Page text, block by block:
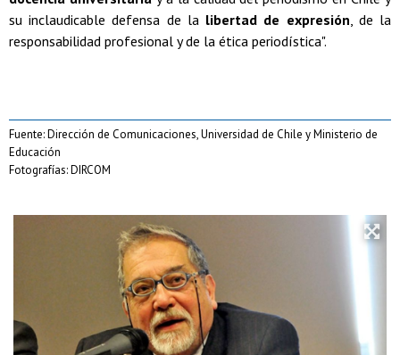
su inclaudicable defensa de la libertad de expresión, de la
responsabilidad profesional y de la ética periodística".
Fuente: Dirección de Comunicaciones, Universidad de Chile y Ministerio de
Educación
Fotografías: DIRCOM